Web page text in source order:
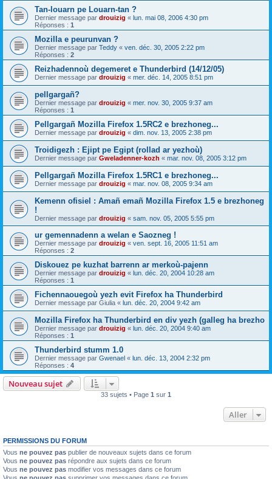
Tan-louarn pe Louarn-tan ?
Dernier message par drouizig « lun. mai 08, 2006 4:30 pm
Réponses : 1
Mozilla e peurunvan ?
Dernier message par Teddy « ven. déc. 30, 2005 2:22 pm
Réponses : 2
Reizhadennoù degemeret e Thunderbird (14/12/05)
Dernier message par drouizig « mer. déc. 14, 2005 8:51 pm
pellgargañ?
Dernier message par drouizig « mer. nov. 30, 2005 9:37 am
Réponses : 1
Pellgargañ Mozilla Firefox 1.5RC2 e brezhoneg...
Dernier message par drouizig « dim. nov. 13, 2005 2:38 pm
Troidigezh : Ejipt pe Egipt (rollad ar yezhoù)
Dernier message par Gweladenner-kozh « mar. nov. 08, 2005 3:12 pm
Pellgargañ Mozilla Firefox 1.5RC1 e brezhoneg...
Dernier message par drouizig « mar. nov. 08, 2005 9:34 am
Kemenn ofisiel : Amañ emañ Mozilla Firefox 1.5 e brezhoneg
!
Dernier message par drouizig « sam. nov. 05, 2005 5:55 pm
ur gemennadenn a welan e Saozneg !
Dernier message par drouizig « ven. sept. 16, 2005 11:51 am
Réponses : 2
Diskouez pe kuzhat barrenn ar merkoù-pajenn
Dernier message par drouizig « lun. déc. 20, 2004 10:28 am
Réponses : 1
Fichennaouegoù yezh evit Firefox ha Thunderbird
Dernier message par Giulia « lun. déc. 20, 2004 9:42 am
Mozilla Firefox ha Thunderbird en div yezh (galleg ha brezho
Dernier message par drouizig « lun. déc. 20, 2004 9:40 am
Réponses : 1
Thunderbird stumm 1.0
Dernier message par Gwenael « lun. déc. 13, 2004 2:32 pm
Réponses : 4
Nouveau sujet
33 sujets • Page 1 sur 1
Aller
PERMISSIONS DU FORUM
Vous ne pouvez pas publier de nouveaux sujets dans ce forum
Vous ne pouvez pas répondre aux sujets dans ce forum
Vous ne pouvez pas modifier vos messages dans ce forum